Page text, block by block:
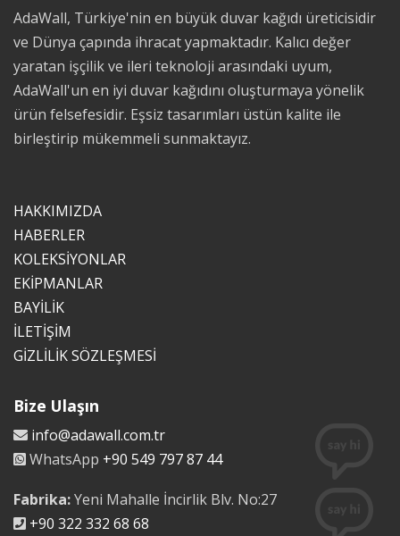
AdaWall, Türkiye'nin en büyük duvar kağıdı üreticisidir
ve Dünya çapında ihracat yapmaktadır. Kalıcı değer
yaratan işçilik ve ileri teknoloji arasındaki uyum,
AdaWall'un en iyi duvar kağıdını oluşturmaya yönelik
ürün felsefesidir. Eşsiz tasarımları üstün kalite ile
birleştirip mükemmeli sunmaktayız.
HAKKIMIZDA
HABERLER
KOLEKSİYONLAR
EKİPMANLAR
BAYİLİK
İLETİŞİM
GİZLİLİK SÖZLEŞMESİ
Bize Ulaşın
info@adawall.com.tr
WhatsApp +90 549 797 87 44
Fabrika:Yeni Mahalle İncirlik Blv. No:27
+90 322 332 68 68